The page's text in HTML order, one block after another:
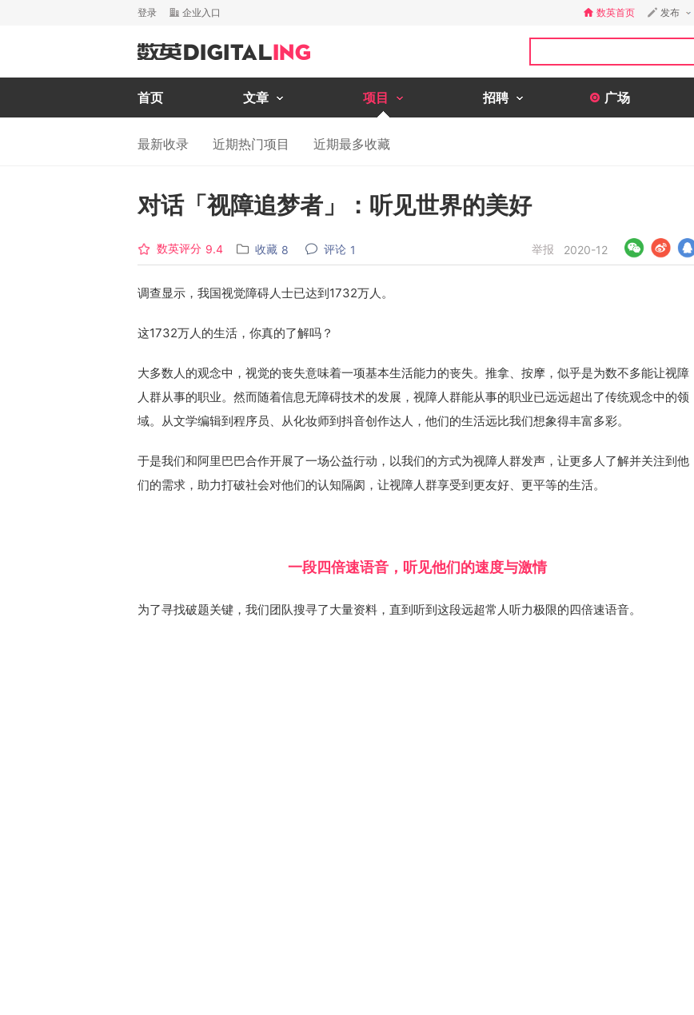
登录 企业入口 数英首页 发布
首页 文章 项目 招聘 广场
最新收录 近期热门项目 近期最多收藏
对话「视障追梦者」：听见世界的美好
数英评分 9.4 收藏 8 评论 1 举报 2020-12
调查显示，我国视觉障碍人士已达到1732万人。
这1732万人的生活，你真的了解吗？
大多数人的观念中，视觉的丧失意味着一项基本生活能力的丧失。推拿、按摩，似乎是为数不多能让视障
人群从事的职业。然而随着信息无障碍技术的发展，视障人群能从事的职业已远远超出了传统观念中的领
域。从文学编辑到程序员、从化妆师到抖音创作达人，他们的生活远比我们想象得丰富多彩。
于是我们和阿里巴巴合作开展了一场公益行动，以我们的方式为视障人群发声，让更多人了解并关注到他
们的需求，助力打破社会对他们的认知隔阂，让视障人群享受到更友好、更平等的生活。
一段四倍速语音，听见他们的速度与激情
为了寻找破题关键，我们团队搜寻了大量资料，直到听到这段远超常人听力极限的四倍速语音。